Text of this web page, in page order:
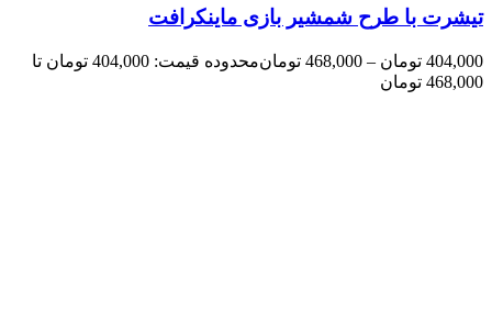
تیشرت با طرح شمشیر بازی ماینکرافت
404,000 تومان –
468,000 تومان
محدوده قیمت: 404,000 تومان تا
468,000 تومان